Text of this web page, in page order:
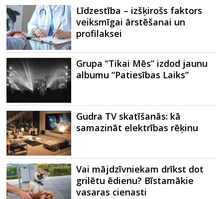
Līdzestība – izšķirošs faktors
veiksmīgai ārstēšanai un
profilaksei
Grupa “Tikai Mēs” izdod jaunu
albumu “Patiesības Laiks”
Gudra TV skatīšanās: kā
samazināt elektrības rēķinu
Vai mājdzīvniekam drīkst dot
grilētu ēdienu? Bīstamākie
vasaras cienasti